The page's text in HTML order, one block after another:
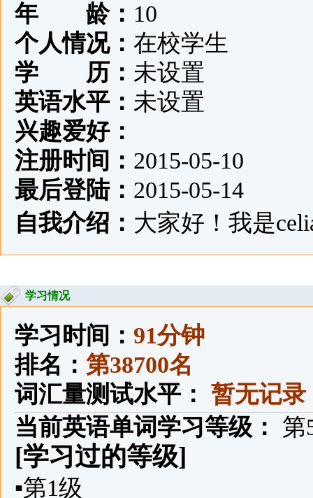
年 龄： 10
个人情况： 在校学生
学 历： 未设置
英语水平： 未设置
兴趣爱好：
注册时间： 2015-05-10
最后登陆： 2015-05-14
自我介绍： 大家好！我是
学习情况
学习时间： 91分钟
排名： 第38700名
词汇量测试水平： 暂无记录
当前英语单词学习等级：
第
[学习过的等级]
▪第1级